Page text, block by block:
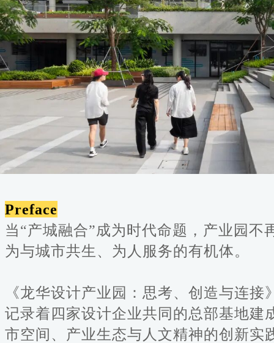
Preface
当“产城融合”成为时代命题，产业园不
为与城市共生、为人服务的有机体。
《龙华设计产业园：思考、创造与连接
记录着四家设计企业共同的总部基地建
市空间、产业生态与人文精神的创新实